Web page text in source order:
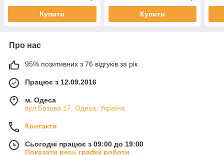
Купити Купити
Про нас
95% позитивних з 76 відгуків за рік
Працює з 12.09.2016
м. Одеса
вул.Базова 17, Одеса, Україна
Контакти
Сьогодні працює з 09:00 до 19:00
Показати весь графік роботи